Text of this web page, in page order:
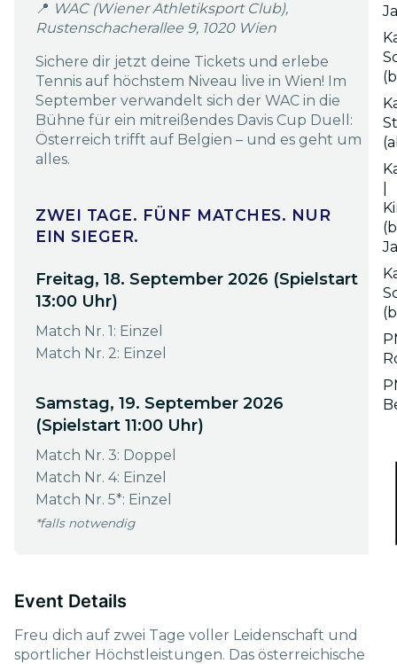
📍 WAC (Wiener Athletiksport Club),
Rustenschacherallee 9, 1020 Wien
Sichere dir jetzt deine Tickets und erlebe
Tennis auf höchstem Niveau live in Wien! Im
September verwandelt sich der WAC in die
Bühne für ein mitreißendes Davis Cup Duell:
Österreich trifft auf Belgien – und es geht um
alles.
ZWEI TAGE. FÜNF MATCHES. NUR
EIN SIEGER.
Freitag, 18. September 2026 (Spielstart
13:00 Uhr)
Match Nr. 1: Einzel
Match Nr. 2: Einzel
Samstag, 19. September 2026
(Spielstart 11:00 Uhr)
Match Nr. 3: Doppel
Match Nr. 4: Einzel
Match Nr. 5*: Einzel
*falls notwendig
Event Details
Freu dich auf zwei Tage voller Leidenschaft und
sportlicher Höchstleistungen. Das österreichische